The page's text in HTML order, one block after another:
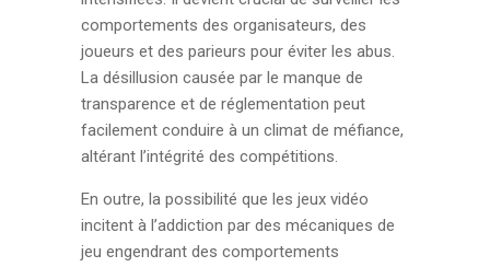
comportements des organisateurs, des
joueurs et des parieurs pour éviter les abus.
La désillusion causée par le manque de
transparence et de réglementation peut
facilement conduire à un climat de méfiance,
altérant l’intégrité des compétitions.
En outre, la possibilité que les jeux vidéo
incitent à l’addiction par des mécaniques de
jeu engendrant des comportements